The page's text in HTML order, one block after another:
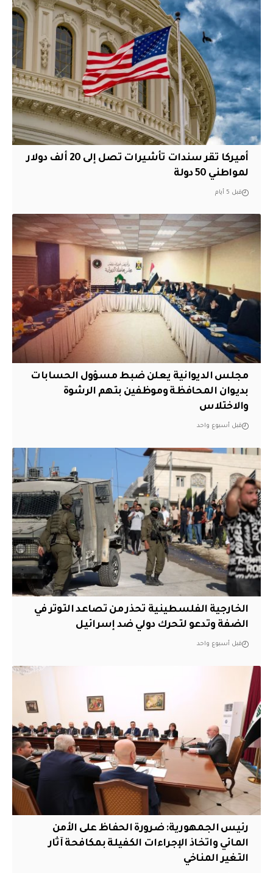
أميركا تقر سندات تأشيرات تصل إلى 20 ألف دولار
لمواطني 50 دولة
قبل 5 أيام
مجلس الديوانية يعلن ضبط مسؤول الحسابات
بديوان المحافظة وموظفين بتهم الرشوة
والاختلاس
قبل أسبوع واحد
الخارجية الفلسطينية تحذر من تصاعد التوتر في
الضفة وتدعو لتحرك دولي ضد إسرائيل
قبل أسبوع واحد
رئيس الجمهورية: ضرورة الحفاظ على الأمن
المائي واتخاذ الإجراءات الكفيلة بمكافحة آثار
التغير المناخي